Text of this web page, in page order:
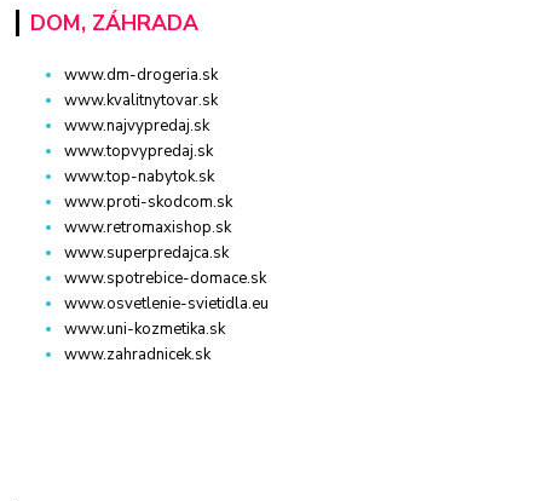
DOM, ZÁHRADA
www.dm-drogeria.sk
www.kvalitnytovar.sk
www.najvypredaj.sk
www.topvypredaj.sk
www.top-nabytok.sk
www.proti-skodcom.sk
www.retromaxishop.sk
www.superpredajca.sk
www.spotrebice-domace.sk
www.osvetlenie-svietidla.eu
www.uni-kozmetika.sk
www.zahradnicek.sk